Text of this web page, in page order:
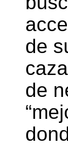
de
de